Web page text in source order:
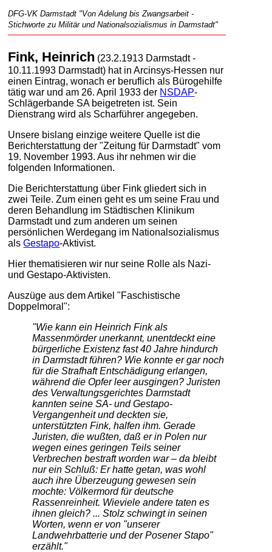
DFG-VK Darmstadt "Von Adelung bis Zwangsarbeit -
Stichworte zu Militär und Nationalsozialismus in Darmstadt"
Fink, Heinrich (23.2.1913 Darmstadt -
10.11.1993 Darmstadt) hat in Arcinsys-Hessen nur
einen Eintrag, wonach er beruflich als Bürogehilfe
tätig war und am 26. April 1933 der NSDAP-
Schlägerbande SA beigetreten ist. Sein
Dienstrang wird als Scharführer angegeben.
Unsere bislang einzige weitere Quelle ist die
Berichterstattung der "Zeitung für Darmstadt" vom
19. November 1993. Aus ihr nehmen wir die
folgenden Informationen.
Die Berichterstattung über Fink gliedert sich in
zwei Teile. Zum einen geht es um seine Frau und
deren Behandlung im Städtischen Klinikum
Darmstadt und zum anderen um seinen
persönlichen Werdegang im Nationalsozialismus
alsGestapo-Aktivist.
Hier thematisieren wir nur seine Rolle als Nazi-
und Gestapo-Aktivisten.
Auszüge aus dem Artikel "Faschistische
Doppelmoral":
"Wie kann ein Heinrich Fink als
Massenmörder unerkannt, unentdeckt eine
bürgerliche Existenz fast 40 Jahre hindurch
in Darmstadt führen? Wie konnte er gar noch
für die Strafhaft Entschädigung erlangen,
während die Opfer leer ausgingen? Juristen
des Verwaltungsgerichtes Darmstadt
kannten seine SA- und Gestapo-
Vergangenheit und deckten sie,
unterstützten Fink, halfen ihm. Gerade
Juristen, die wußten, daß er in Polen nur
wegen eines geringen Teils seiner
Verbrechen bestraft worden war – da bleibt
nur ein Schluß: Er hatte getan, was wohl
auch ihre Überzeugung gewesen sein
mochte: Völkermord für deutsche
Rassenreinheit. Wieviele andere taten es
ihnen gleich? ... Stolz schwingt in seinen
Worten, wenn er von "unserer
Landwehrbatterie und der Posener Stapo"
erzählt."